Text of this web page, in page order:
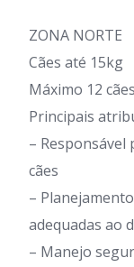
ZONA NORTE
Cães até 15kg
Máximo 12
Principais
–
cães
–
adequadas ao
– Manejo